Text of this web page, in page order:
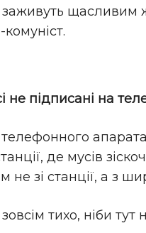
заживуть
не підписані на
де мусів
не зі станції, а з
тихо, ніби